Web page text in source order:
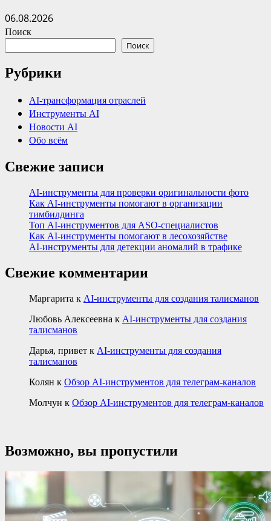
06.08.2026
Поиск
Поиск
Рубрики
AI-трансформация отраслей
Инструменты AI
Новости AI
Обо всём
Свежие записи
AI-инструменты для проверки оригинальности фото
Как AI-инструменты помогают в организации
тимбилдинга
Топ AI-инструментов для ASO-специалистов
Как AI-инструменты помогают в лесохозяйстве
AI-инструменты для детекции аномалий в трафике
Свежие комментарии
Маргарита к AI-инструменты для создания талисманов
Любовь Алексеевна к AI-инструменты для создания
талисманов
Дарья, привет к AI-инструменты для создания
талисманов
Колян к Обзор AI-инструментов для телеграм-каналов
Молчун к Обзор AI-инструментов для телеграм-каналов
Возможно, вы пропустили